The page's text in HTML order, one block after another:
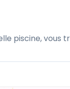
piscine, vous